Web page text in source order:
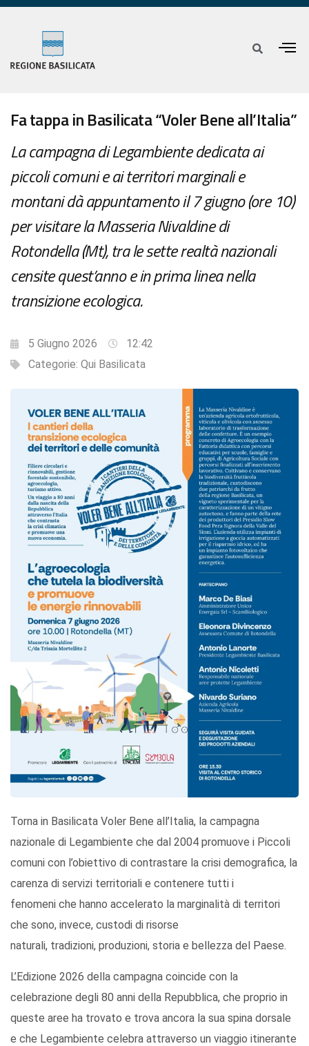
Fa tappa in Basilicata “Voler Bene all’Italia”
La campagna di Legambiente dedicata ai
piccoli comuni e ai territori marginali e
montani dà appuntamento il 7 giugno (ore 10)
per visitare la Masseria Nivaldine di
Rotondella (Mt), tra le sette realtà nazionali
censite quest’anno e in prima linea nella
transizione ecologica.
5 Giugno 2026
12:42
Categorie: Qui Basilicata
Torna in Basilicata Voler Bene all’Italia, la campagna
nazionale di Legambiente che dal 2004 promuove i Piccoli
comuni con l’obiettivo di contrastare la crisi demografica, la
carenza di servizi territoriali e contenere tutti i
fenomeni che hanno accelerato la marginalità di territori
che sono, invece, custodi di risorse
naturali, tradizioni, produzioni, storia e bellezza del Paese.
L’Edizione 2026 della campagna coincide con la
celebrazione degli 80 anni della Repubblica, che proprio in
queste aree ha trovato e trova ancora la sua spina dorsale
e che Legambiente celebra attraverso un viaggio itinerante